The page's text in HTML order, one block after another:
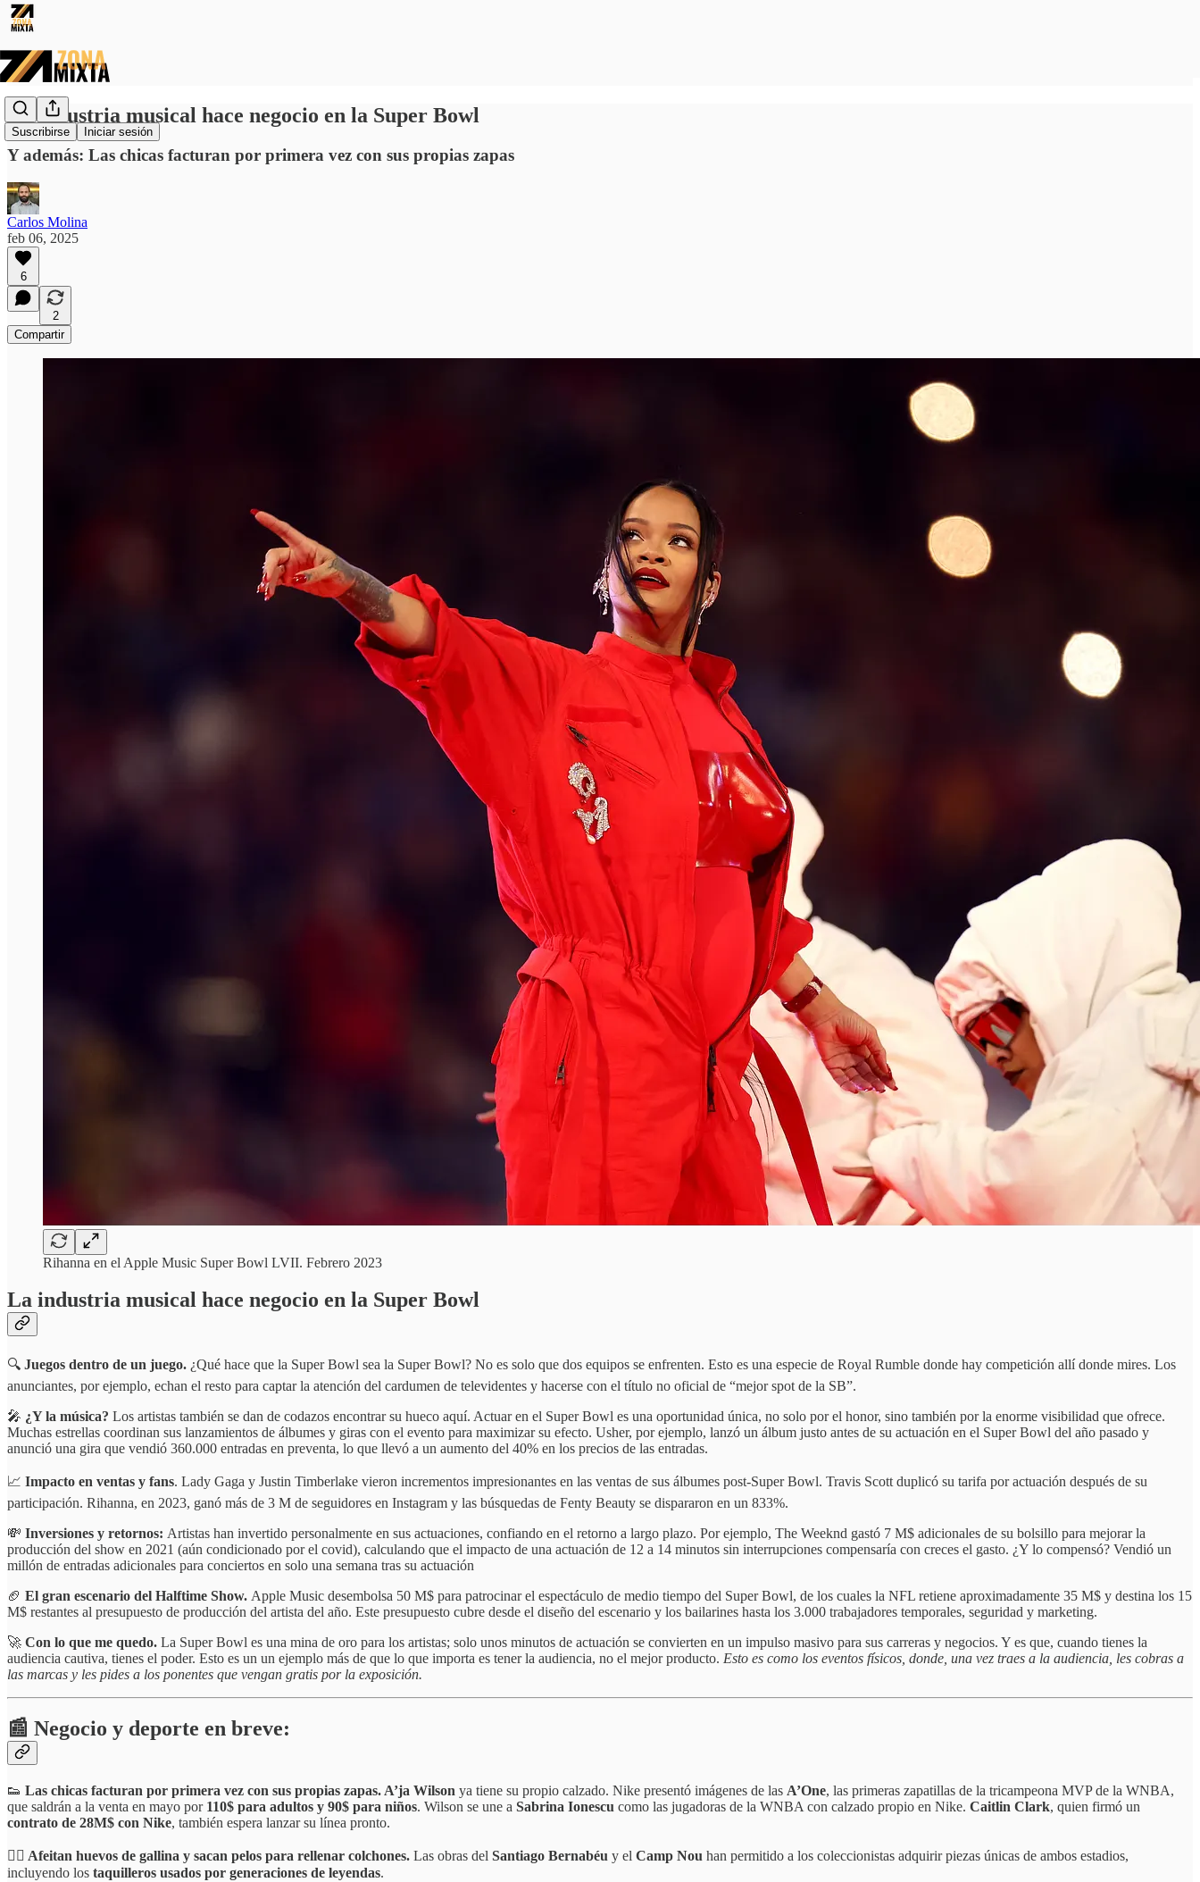
Suscribirse Iniciar sesión
La industria musical hace negocio en la Super Bowl
Y además: Las chicas facturan por primera vez con sus propias zapas
Carlos Molina
feb 06, 2025
6
2
Compartir
Rihanna en el Apple Music Super Bowl LVII. Febrero 2023
La industria musical hace negocio en la Super Bowl
🔍 Juegos dentro de un juego. ¿Qué hace que la Super Bowl sea la Super Bowl? No es solo que dos equipos se enfrenten. Esto es una especie de Royal Rumble donde hay competición allí donde mires. Los
anunciantes, por ejemplo, echan el resto para captar la atención del cardumen de televidentes y hacerse con el título no oficial de “mejor spot de la SB”.
🎤 ¿Y la música? Los artistas también se dan de codazos encontrar su hueco aquí. Actuar en el Super Bowl es una oportunidad única, no solo por el honor, sino también por la enorme visibilidad que ofrece.
Muchas estrellas coordinan sus lanzamientos de álbumes y giras con el evento para maximizar su efecto. Usher, por ejemplo, lanzó un álbum justo antes de su actuación en el Super Bowl del año pasado y
anunció una gira que vendió 360.000 entradas en preventa, lo que llevó a un aumento del 40% en los precios de las entradas.
📈 Impacto en ventas y fans. Lady Gaga y Justin Timberlake vieron incrementos impresionantes en las ventas de sus álbumes post-Super Bowl. Travis Scott duplicó su tarifa por actuación después de su
participación. Rihanna, en 2023, ganó más de 3 M de seguidores en Instagram y las búsquedas de Fenty Beauty se dispararon en un 833%.
💸 Inversiones y retornos: Artistas han invertido personalmente en sus actuaciones, confiando en el retorno a largo plazo. Por ejemplo, The Weeknd gastó 7 M$ adicionales de su bolsillo para mejorar la
producción del show en 2021 (aún condicionado por el covid), calculando que el impacto de una actuación de 12 a 14 minutos sin interrupciones compensaría con creces el gasto. ¿Y lo compensó? Vendió un
millón de entradas adicionales para conciertos en solo una semana tras su actuación
🏈 El gran escenario del Halftime Show. Apple Music desembolsa 50 M$ para patrocinar el espectáculo de medio tiempo del Super Bowl, de los cuales la NFL retiene aproximadamente 35 M$ y destina los 15
M$ restantes al presupuesto de producción del artista del año. Este presupuesto cubre desde el diseño del escenario y los bailarines hasta los 3.000 trabajadores temporales, seguridad y marketing.
🚀 Con lo que me quedo. La Super Bowl es una mina de oro para los artistas; solo unos minutos de actuación se convierten en un impulso masivo para sus carreras y negocios. Y es que, cuando tienes la
audiencia cautiva, tienes el poder. Esto es un un ejemplo más de que lo que importa es tener la audiencia, no el mejor producto. Esto es como los eventos físicos, donde, una vez traes a la audiencia, les cobras a
las marcas y les pides a los ponentes que vengan gratis por la exposición.
📰 Negocio y deporte en breve:
👟 Las chicas facturan por primera vez con sus propias zapas. A’ja Wilson ya tiene su propio calzado. Nike presentó imágenes de las A’One, las primeras zapatillas de la tricampeona MVP de la WNBA,
que saldrán a la venta en mayo por 110$ para adultos y 90$ para niños. Wilson se une a Sabrina Ionescu como las jugadoras de la WNBA con calzado propio en Nike. Caitlin Clark, quien firmó un
contrato de 28M$ con Nike, también espera lanzar su línea pronto.
🧑‍⚖️ Afeitan huevos de gallina y sacan pelos para rellenar colchones. Las obras del Santiago Bernabéu y el Camp Nou han permitido a los coleccionistas adquirir piezas únicas de ambos estadios,
incluyendo los taquilleros usados por generaciones de leyendas.